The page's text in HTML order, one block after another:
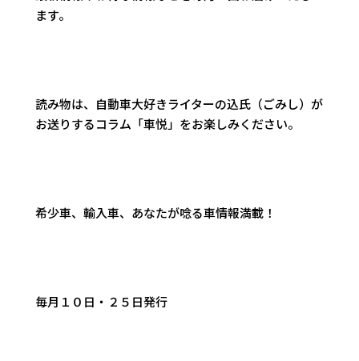
ます。
読み物は、自動車大好きライターの込氏（ごみし）が
お送りするコラム「車悦」をお楽しみください。
希少車、輸入車、あなたが唸る車情報満載！
毎月１０日・２５日発行